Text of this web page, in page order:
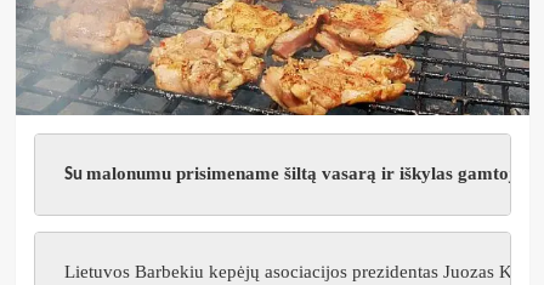
Su malonumu prisimename šiltą vasarą ir iškylas gamtoje,
Lietuvos Barbekiu kepėjų asociacijos prezidentas Juozas